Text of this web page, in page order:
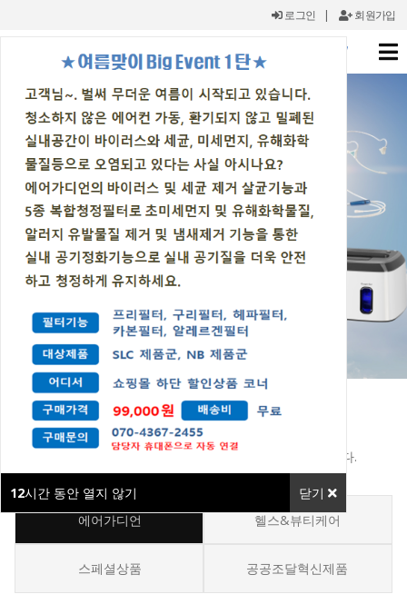
12시간 동안 열지 않기 닫기
로그인 | 회원가입
Amazing New Oxygen Therapy & Air Sterilizer
SLC-40C 출시 예정
결합과 분리가 자유로운 공기살균기와 산소발생기
강력한 살균과 산소테라피의 성능에 편안함을 더하다
쇼핑몰
믿고 신뢰할 수 있는 품질, 에어가디언 온라인샵입니다.
에어가디언 헬스&뷰티케어
스페셜상품 공공조달혁신제품